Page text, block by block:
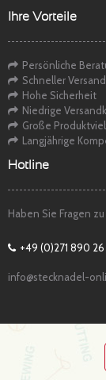
Ihre Vorteile
Persönliche
Schneller Versand
Hohe Sicherheit
Niedrige
Große
Langjährige
Hotline
Haben Sie Fragen
+49 (0)271 890
info@stecknadel-